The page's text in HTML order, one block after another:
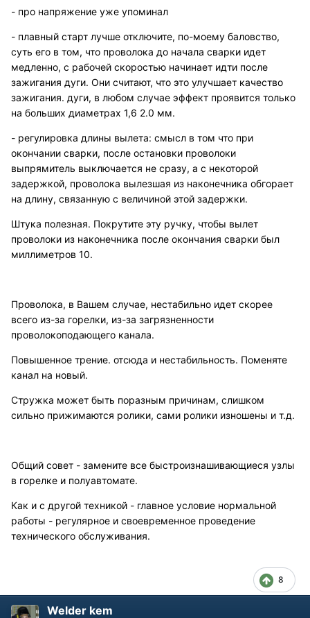
- про напряжение уже упоминал
- плавный старт лучше отключите, по-моему баловство,
суть его в том, что проволока до начала сварки идет
медленно, с рабочей скоростью начинает идти после
зажигания дуги. Они считают, что это улучшает качество
зажигания. дуги, в любом случае эффект проявится только
на больших диаметрах 1,6 2.0 мм.
- регулировка длины вылета: смысл в том что при
окончании сварки, после остановки проволоки
выпрямитель выключается не сразу, а с некоторой
задержкой, проволока вылезшая из наконечника обгорает
на длину, связанную с величиной этой задержки.
Штука полезная. Покрутите эту ручку, чтобы вылет
проволоки из наконечника после окончания сварки был
миллиметров 10.
Проволока, в Вашем случае, нестабильно идет скорее
всего из-за горелки, из-за загрязненности
проволокоподающего канала.
Повышенное трение. отсюда и нестабильность. Поменяте
канал на новый.
Стружка может быть поразным причинам, слишком
сильно прижимаются ролики, сами ролики изношены и т.д.
Общий совет - замените все быстроизнашивающиеся узлы
в горелке и полуавтомате.
Как и с другой техникой - главное условие нормальной
работы - регулярное и своевременное проведение
технического обслуживания.
8
Welder kem